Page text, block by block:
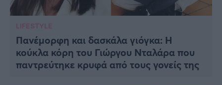
LIFESTYLE
Πανέμορφη και δασκάλα γιόγκα: Η
κούκλα κόρη του Γιώργου Νταλάρα που
παντρεύτηκε κρυφά από τους γονείς της